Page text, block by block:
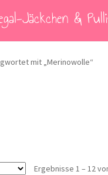
Jäckchen &
mit „Merinowolle“
Ergebnisse 1 – 12